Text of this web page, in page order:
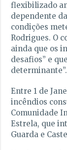
flexibilizado
dependente
condições
Rodrigues. O
ainda que os
desafios” e
determinante”.
Entre 1 de
incêndios
Comunidade
Estrela, que
Guarda e